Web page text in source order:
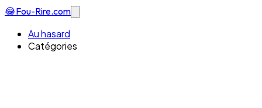
😂Fou-Rire.com
Au hasard
Catégories